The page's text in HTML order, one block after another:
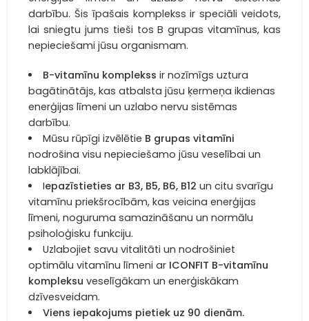
darbību. Šis īpašais komplekss ir speciāli veidots,
lai sniegtu jums tieši tos B grupas vitamīnus, kas
nepieciešami jūsu organismam.
B-vitamīnu komplekss ir nozīmīgs uztura
bagātinātājs, kas atbalsta jūsu ķermeņa ikdienas
enerģijas līmeni un uzlabo nervu sistēmas
darbību.
Mūsu rūpīgi izvēlētie B grupas vitamīni
nodrošina visu nepieciešamo jūsu veselībai un
labklājībai.
Iepazīstieties ar B3, B5, B6, B12 un citu svarīgu
vitamīnu priekšrocībām, kas veicina enerģijas
līmeni, noguruma samazināšanu un normālu
psiholoģisku funkciju.
Uzlabojiet savu vitalitāti un nodrošiniet
optimālu vitamīnu līmeni ar ICONFIT B-vitamīnu
kompleksu veselīgākam un enerģiskākam
dzīvesveidam.
Viens iepakojums pietiek uz 90 dienām.